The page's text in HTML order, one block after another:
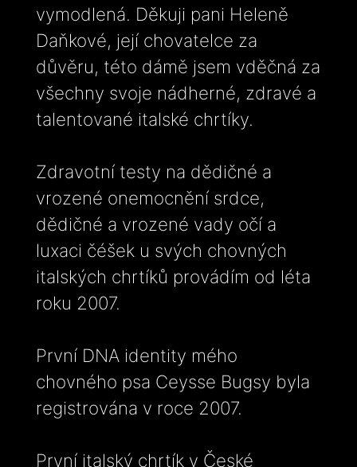
vymodlená. Děkuji pani Heleně
Daňkové, její chovatelce za
důvěru, této dámě jsem vděčná za
všechny svoje nádherné, zdravé a
talentované italské chrtíky.
Zdravotní testy na dědičné a
vrozené onemocnění srdce,
dědičné a vrozené vady očí a
luxaci čéšek u svých chovných
italských chrtíků provádím od léta
roku 2007.
První DNA identity mého
chovného psa Ceysse Bugsy byla
registrována v roce 2007.
První italský chrtík v České